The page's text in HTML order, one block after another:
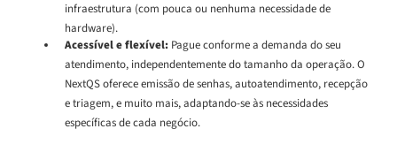
infraestrutura (com pouca ou nenhuma necessidade de
hardware).
Acessível e flexível: Pague conforme a demanda do seu
atendimento, independentemente do tamanho da operação. O
NextQS oferece emissão de senhas, autoatendimento, recepção
e triagem, e muito mais, adaptando-se às necessidades
específicas de cada negócio.